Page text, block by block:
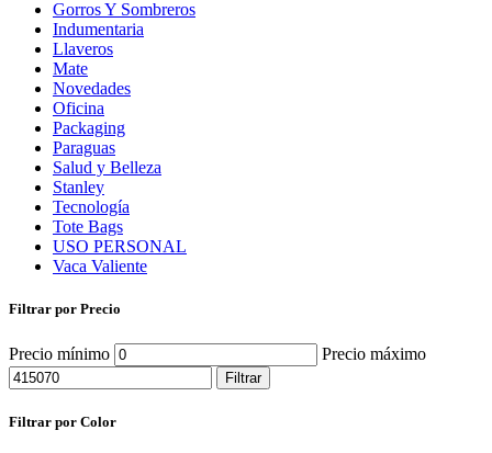
Gorros Y Sombreros
Indumentaria
Llaveros
Mate
Novedades
Oficina
Packaging
Paraguas
Salud y Belleza
Stanley
Tecnología
Tote Bags
USO PERSONAL
Vaca Valiente
Filtrar por Precio
Precio mínimo Precio máximo
Filtrar
Filtrar por Color